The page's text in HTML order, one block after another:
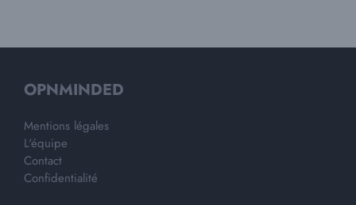
OPNMINDED
Mentions légales
L'équipe
Contact
Confidentialité